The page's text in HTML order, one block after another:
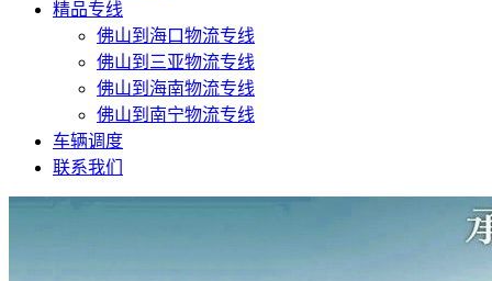
精品专线
佛山到海口物流专线
佛山到三亚物流专线
佛山到海南物流专线
佛山到南宁物流专线
车辆调度
联系我们